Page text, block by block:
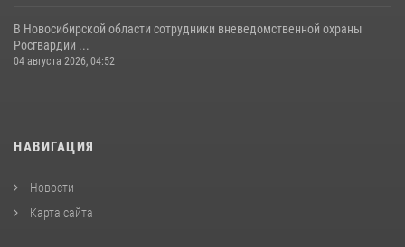
В Новосибирской области сотрудники вневедомственной охраны
Росгвардии ...
04 августа 2026, 04:52
НАВИГАЦИЯ
Новости
Карта сайта